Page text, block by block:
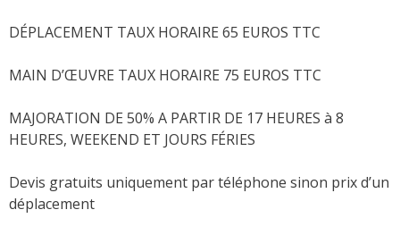
DÉPLACEMENT TAUX HORAIRE 65 EUROS TTC
MAIN D’ŒUVRE TAUX HORAIRE 75 EUROS TTC
MAJORATION DE 50% A PARTIR DE 17 HEURES à 8
HEURES, WEEKEND ET JOURS FÉRIES
Devis gratuits uniquement par téléphone sinon prix d’un
déplacement